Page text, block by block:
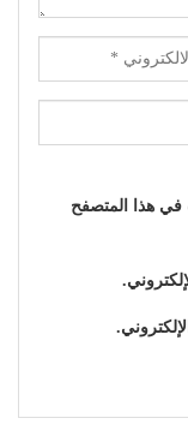
في هذا المتصفح